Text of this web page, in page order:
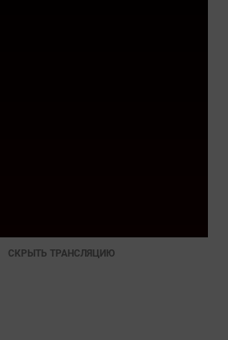
СКРЫТЬ ТРАНСЛЯЦИЮ